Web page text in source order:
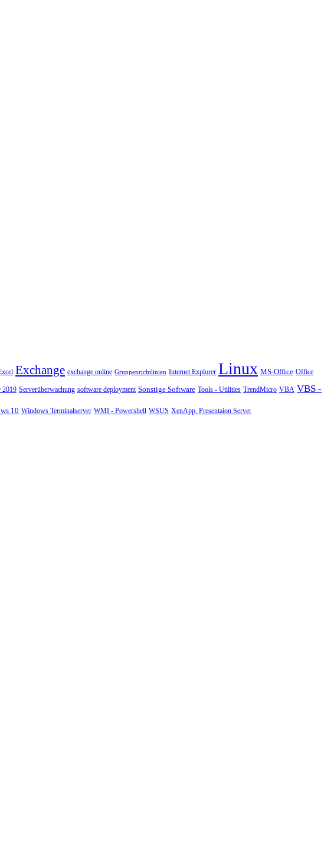
Exchange exchange online Gruppenrichtlinien Internet Explorer Linux MS-Office Office
2019 Serverüberwachung software deployment Sonstige Software Tools - Utilities TrendMicro VBA VBS -
10 Windows Terminalserver WMI - Powershell WSUS XenApp, Presentaion Server